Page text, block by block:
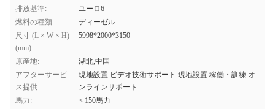
排放基準:
ユーロ6
燃料の種類:
ディーゼル
尺寸 (L × W × H)
(mm):
5998*2000*3150
原産地:
湖北,中国
アフターサービ
ス提供:
現地設置 ビデオ技術サポート 現地設置 稼働・訓練 オ
ンラインサポート
馬力:
< 150馬力